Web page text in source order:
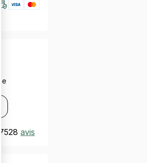
7528 avis